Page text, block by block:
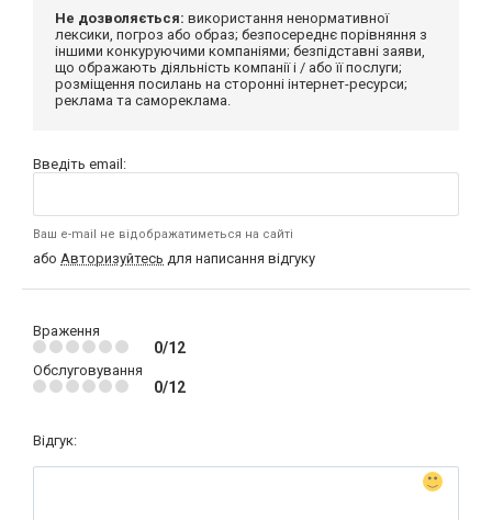
Не дозволяється: використання ненормативної
лексики, погроз або образ; безпосереднє порівняння з
іншими конкуруючими компаніями; безпідставні заяви,
що ображають діяльність компанії і / або її послуги;
розміщення посилань на сторонні інтернет-ресурси;
реклама та самореклама.
Введіть email:
Ваш e-mail не відображатиметься на сайті
або Авторизуйтесь для написання відгуку
Враження
0/12
Обслуговування
0/12
Відгук: